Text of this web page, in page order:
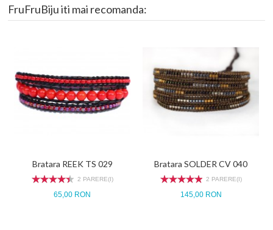
FruFruBiju iti mai recomanda:
Bratara REEK TS 029
2 PARERE(I)
65,00 RON
Bratara SOLDER CV 040
2 PARERE(I)
145,00 RON